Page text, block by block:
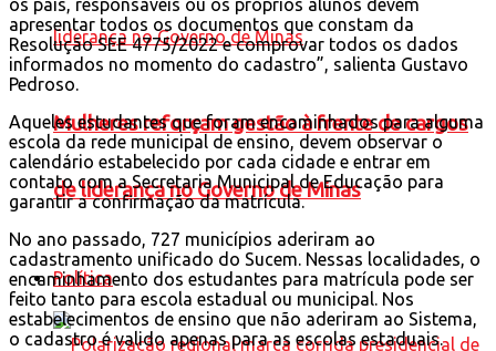
Mulheres reforçam gestão à frente de cargos
de liderança no Governo de Minas
Política
os pais, responsáveis ou os próprios alunos devem
apresentar todos os documentos que constam da
Resolução SEE 4775/2022 e comprovar todos os dados
informados no momento do cadastro”, salienta Gustavo
Pedroso.
Aqueles estudantes que foram encaminhados para alguma
escola da rede municipal de ensino, devem observar o
calendário estabelecido por cada cidade e entrar em
contato com a Secretaria Municipal de Educação para
garantir a confirmação da matrícula.
No ano passado, 727 municípios aderiram ao
cadastramento unificado do Sucem. Nessas localidades, o
encaminhamento dos estudantes para matrícula pode ser
feito tanto para escola estadual ou municipal. Nos
estabelecimentos de ensino que não aderiram ao Sistema,
o cadastro é valido apenas para as escolas estaduais.